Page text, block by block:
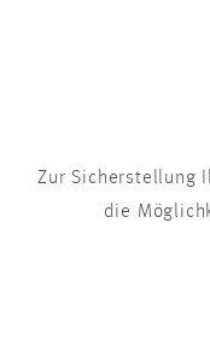
Zur Sicherstellung
die